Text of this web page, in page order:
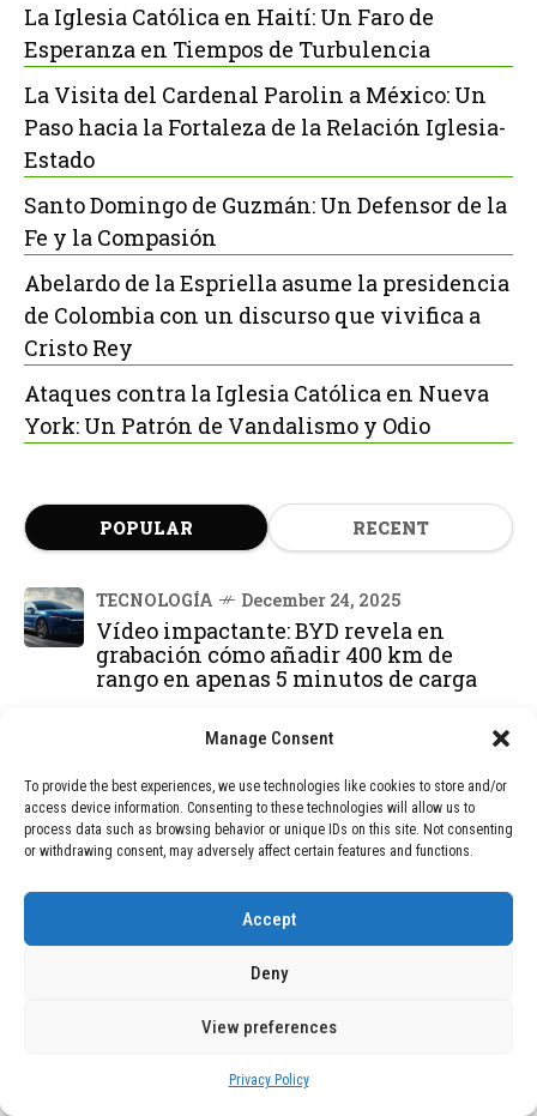
Manage Consent
To provide the best experiences, we use technologies like cookies to store and/or
access device information. Consenting to these technologies will allow us to
process data such as browsing behavior or unique IDs on this site. Not consenting
or withdrawing consent, may adversely affect certain features and functions.
Accept
Deny
View preferences
Privacy Policy
La Iglesia Católica en Haití: Un Faro de
Esperanza en Tiempos de Turbulencia
La Visita del Cardenal Parolin a México: Un
Paso hacia la Fortaleza de la Relación Iglesia-
Estado
Santo Domingo de Guzmán: Un Defensor de la
Fe y la Compasión
Abelardo de la Espriella asume la presidencia
de Colombia con un discurso que vivifica a
Cristo Rey
Ataques contra la Iglesia Católica en Nueva
York: Un Patrón de Vandalismo y Odio
POPULAR RECENT
TECNOLOGÍA December 24, 2025
Vídeo impactante: BYD revela en
grabación cómo añadir 400 km de
rango en apenas 5 minutos de carga
TECNOLOGÍA February 9, 2026
ruedas todo terreno: este scooter cuesta
solo 300 euros y representa una
adquisición impresionante
GAME se Une a la Oferta de Balizas V16
December 24, 2025
Devastadora Explosión en Residencia
de Ancianos de Pensilvania Deja al